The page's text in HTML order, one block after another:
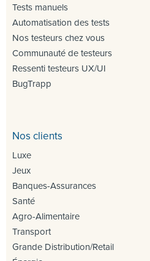
Tests manuels
Automatisation des tests
Nos testeurs chez vous
Communauté de testeurs
Ressenti testeurs UX/UI
BugTrapp
Nos clients
Luxe
Jeux
Banques-Assurances
Santé
Agro-Alimentaire
Transport
Grande Distribution/Retail